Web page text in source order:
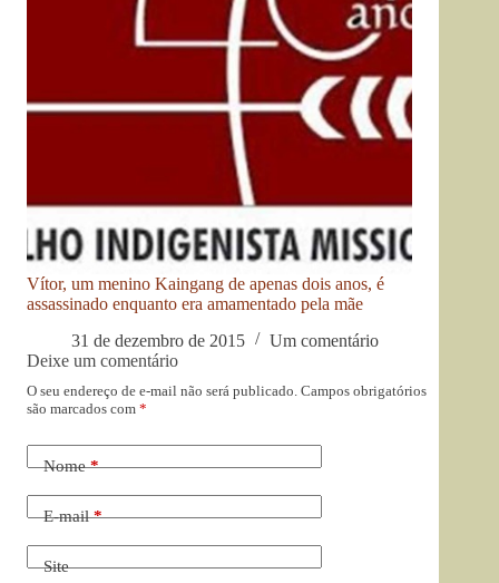
Vítor, um menino Kaingang de apenas dois anos, é
assassinado enquanto era amamentado pela mãe
31 de dezembro de 2015
Um comentário
Deixe um comentário
O seu endereço de e-mail não será publicado. Campos obrigatórios
são marcados com *
Nome*
E-mail*
Site